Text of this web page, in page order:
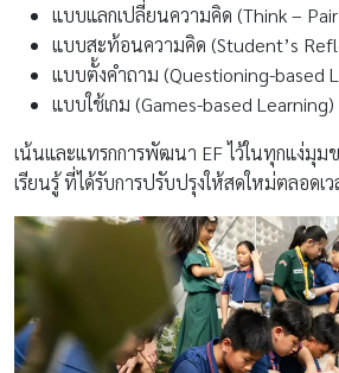
แบบแลกเปลี่ยนความคิด (Think –
แบบสะท้อนความคิด (Student’s
แบบตั้งคำถาม (Questioning-based
แบบใช้เกม (Games-based Learning)
เน้นและแทรกการพัฒนา EF ไว้ในทุกแง่มุม
เรียนรู้ ที่ได้รับการปรับปรุงให้สดใหม่ตลอดเว